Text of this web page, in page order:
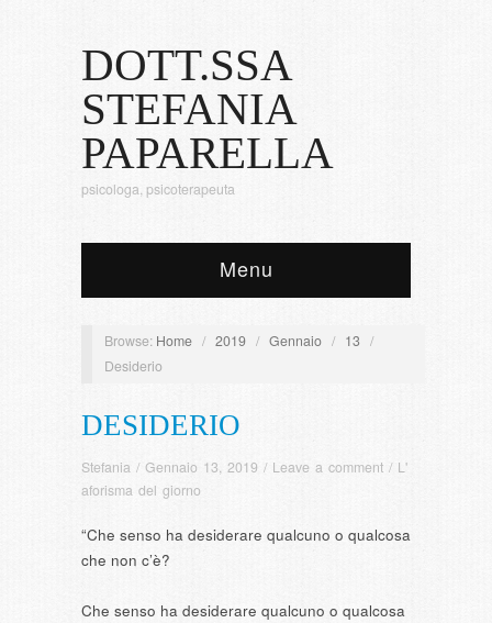
DOTT.SSA
STEFANIA
PAPARELLA
psicologa, psicoterapeuta
Menu
Browse: Home / 2019 / Gennaio / 13 /
Desiderio
DESIDERIO
Stefania / Gennaio 13, 2019 / Leave a comment / L'
aforisma del giorno
“Che senso ha desiderare qualcuno o qualcosa
che non c’è?
Che senso ha desiderare qualcuno o qualcosa